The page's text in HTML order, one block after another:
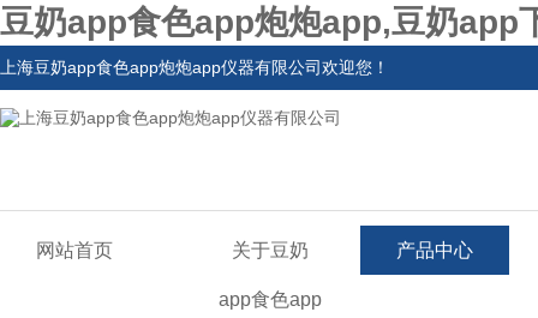
豆奶app食色app炮炮app,豆奶app
上海豆奶app食色app炮炮app仪器有限公司欢迎您！
网站首页 关于豆奶
app食色app
产品中心